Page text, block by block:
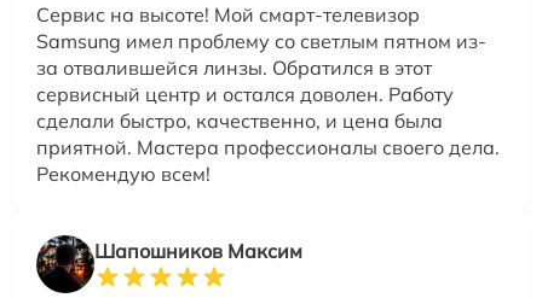
Сервис на высоте! Мой смарт-телевизор
Samsung имел проблему со светлым пятном из-
за отвалившейся линзы. Обратился в этот
сервисный центр и остался доволен. Работу
сделали быстро, качественно, и цена была
приятной. Мастера профессионалы своего дела.
Рекомендую всем!
Шапошников Максим